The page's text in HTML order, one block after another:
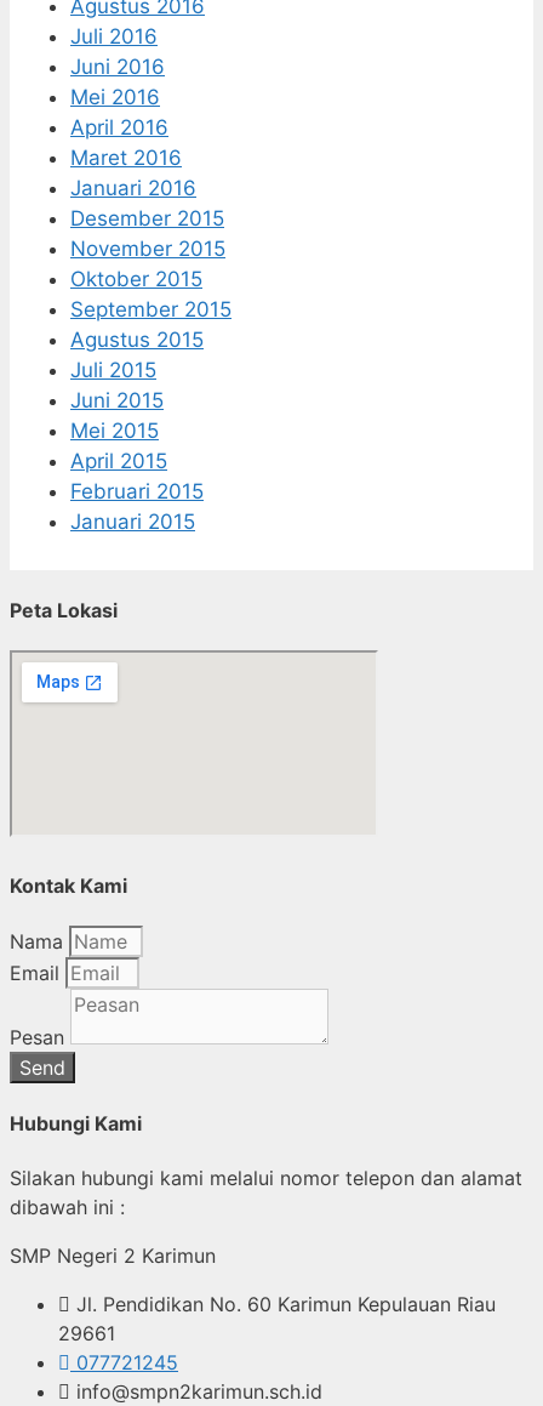
Agustus 2016
Juli 2016
Juni 2016
Mei 2016
April 2016
Maret 2016
Januari 2016
Desember 2015
November 2015
Oktober 2015
September 2015
Agustus 2015
Juli 2015
Juni 2015
Mei 2015
April 2015
Februari 2015
Januari 2015
Peta Lokasi
Kontak Kami
Nama
Email
Pesan
Send
Hubungi Kami
Silakan hubungi kami melalui nomor telepon dan alamat
dibawah ini :
SMP Negeri 2 Karimun
Jl. Pendidikan No. 60 Karimun Kepulauan Riau
29661
077721245
info@smpn2karimun.sch.id